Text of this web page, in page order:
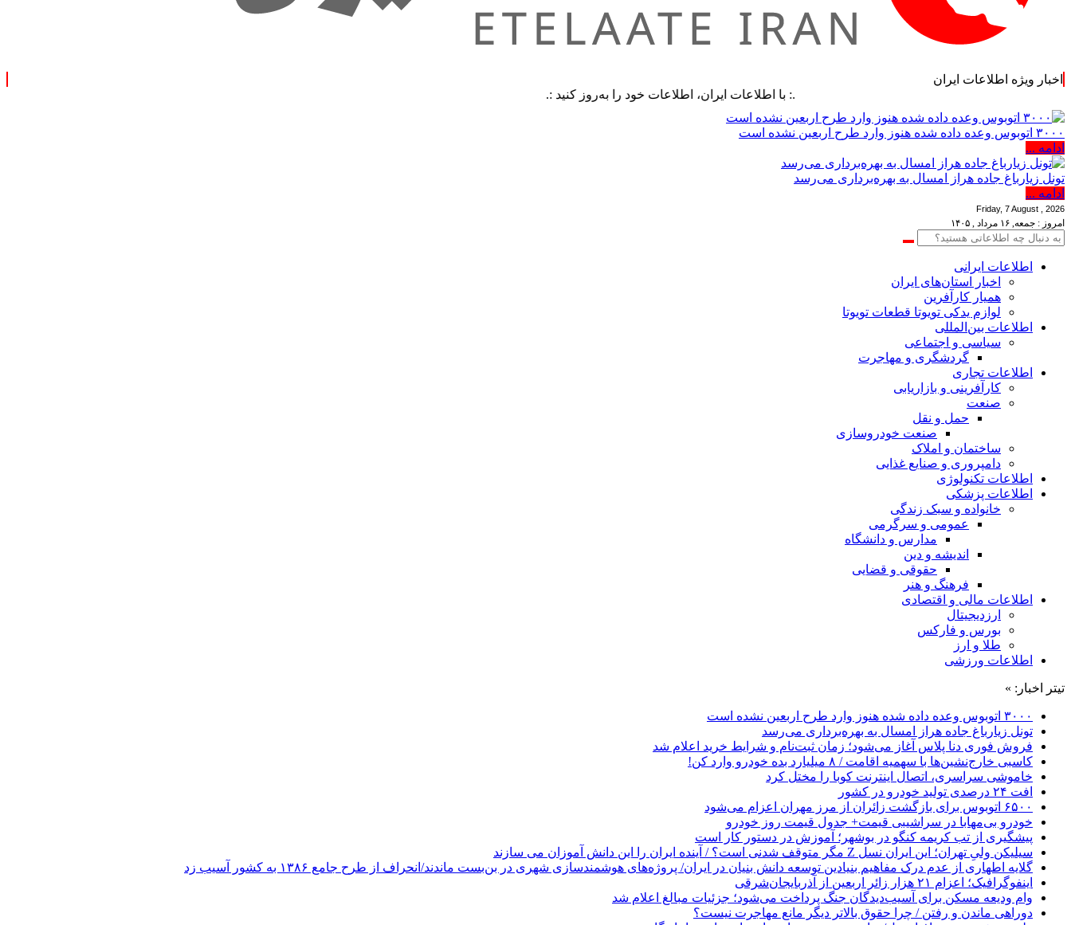
اخبار ویژه اطلاعات ایران
.: با اطلاعات ایران، اطلاعات خود را به‌روز کنید :.
۳۰۰۰ اتوبوس وعده داده شده هنوز وارد طرح اربعین نشده است
ادامه ...
تونل زیارباغ جاده هراز امسال به بهره‌برداری می‌رسد
ادامه ...
Friday, 7 August , 2026
امروز : جمعه, ۱۶ مرداد , ۱۴۰۵
اطلاعات‌ ‎ایرانی
اخبار استان‌های ایران
همیار کارآفرین
لوازم یدکی تویوتا قطعات تویوتا
اطلاعات بین‌المللی
سیاسی و اجتماعی
گردشگری و مهاجرت
اطلاعات تجاری
کارآفرینی و بازاریابی
صنعت
حمل و نقل
صنعت خودروسازی
ساختمان و املاک
دامپروری و صنایع غذایی
اطلاعات تکنولوژی
اطلاعات پزشکی
خانواده و سبک زندگی
عمومی و سرگرمی
مدارس و دانشگاه
اندیشه و دین
حقوقی و قضایی
فرهنگ و هنر
اطلاعات مالی و اقتصادی
ارزدیجیتال
بورس و فارکس
طلا و ارز
اطلاعات ورزشی
تیتر اخبار: »
۳۰۰۰ اتوبوس وعده داده شده هنوز وارد طرح اربعین نشده است
تونل زیارباغ جاده هراز امسال به بهره‌برداری می‌رسد
فروش فوری دنا پلاس آغاز می‌شود؛ زمان ثبت‌نام و شرایط خرید اعلام شد
کاسبی خارج‌نشین‌ها با سهمیه اقامت / ۸ میلیارد بده خودرو وارد کن!
خاموشی سراسری، اتصال اینترنت کوبا را مختل کرد
افت ۲۴ درصدی تولید خودرو در کشور
۶۵۰۰ اتوبوس برای بازگشت زائران از مرز مهران اعزام می‌شود
خودرو بی‌مهابا در سراشیبی قیمت+ جدول قیمت روز خودرو
پیشگیری از تب کریمه کنگو در بوشهر؛ آموزش در دستور کار است
سیلیکن ولیِ تهران؛ این ایران نسل Z مگر متوقف شدنی است؟ / آینده ایران را این دانش آموزان می سازند
گلایه اطهاری از عدم درک مفاهیم بنیادین توسعه دانش بنیان در ایران/ پروژه‌های هوشمندسازی شهری در بن‌بست ماندند/انحراف از طرح جامع ۱۳۸۶ به کشور آسیب زد
اینفوگرافیک؛ اعزام ۲۱ هزار زائر اربعین از آذربایجان‌شرقی
وام ودیعه مسکن برای آسیب‌دیدگان جنگ پرداخت می‌شود؛ جزئیات مبالغ اعلام شد
دوراهی ماندن و رفتن / چرا حقوق بالاتر دیگر مانع مهاجرت نیست؟